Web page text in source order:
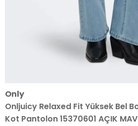
Only
Onljuicy Relaxed Fit Yüksek Bel
Kot Pantolon 15370601 AÇIK